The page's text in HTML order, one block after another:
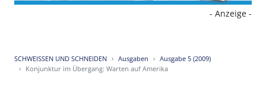
- Anzeige -
SCHWEISSEN UND SCHNEIDEN Ausgaben
Ausgabe 5 (2009)
Konjunktur im Übergang: Warten auf Amerika